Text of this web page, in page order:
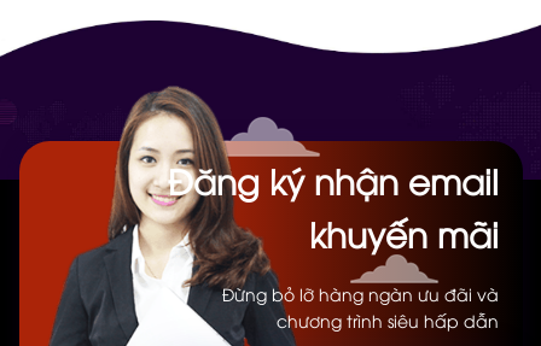
Đăng ký nhận email
khuyến mãi
Đừng bỏ lỡ hàng ngàn ưu đãi và
chương trình siêu hấp dẫn